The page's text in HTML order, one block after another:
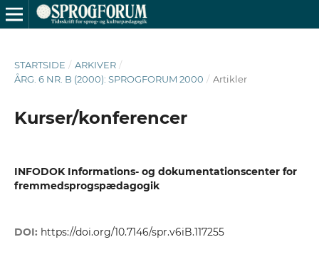
STARTSIDE / ARKIVER /
ÅRG. 6 NR. B (2000): SPROGFORUM 2000 / Artikler
Kurser/konferencer
INFODOK Informations- og dokumentationscenter for
fremmedsprogspædagogik
DOI: https://doi.org/10.7146/spr.v6iB.117255